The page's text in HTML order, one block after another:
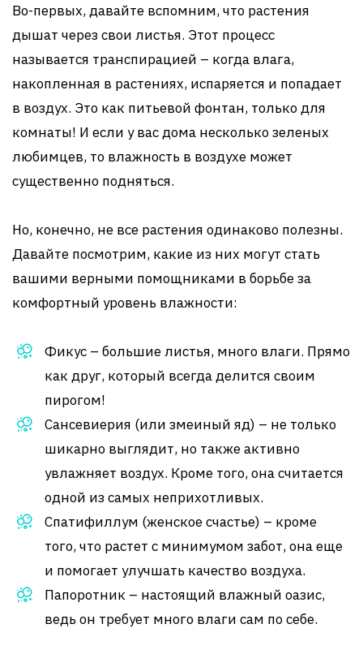
Во-первых, давайте вспомним, что растения
дышат через свои листья. Этот процесс
называется транспирацией – когда влага,
накопленная в растениях, испаряется и попадает
в воздух. Это как питьевой фонтан, только для
комнаты! И если у вас дома несколько зеленых
любимцев, то влажность в воздухе может
существенно подняться.
Но, конечно, не все растения одинаково полезны.
Давайте посмотрим, какие из них могут стать
вашими верными помощниками в борьбе за
комфортный уровень влажности:
Фикус – большие листья, много влаги. Прямо
как друг, который всегда делится своим
пирогом!
Сансевиерия (или змеиный яд) – не только
шикарно выглядит, но также активно
увлажняет воздух. Кроме того, она считается
одной из самых неприхотливых.
Спатифиллум (женское счастье) – кроме
того, что растет с минимумом забот, она еще
и помогает улучшать качество воздуха.
Папоротник – настоящий влажный оазис,
ведь он требует много влаги сам по себе.